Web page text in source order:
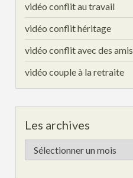
vidéo conflit au travail
vidéo conflit héritage
vidéo conflit avec des amis
vidéo couple à la retraite
Les archives
Les
archives